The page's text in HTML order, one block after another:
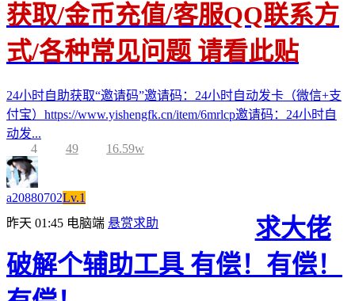
获取/金币充值/客服QQ联系方
式/各种常见问题 请看此贴
24小时自助获取“邀请码”邀请码：24小时自动发卡（微信+支
付宝）https://www.yishengfk.cn/item/6mrlcp邀请码：24小时自
动发...
4
49 16.59w
a20880702Lv.1
昨天 01:45 电脑端 悬赏求助
求大佬
破解个辅助工具 有偿！有偿！